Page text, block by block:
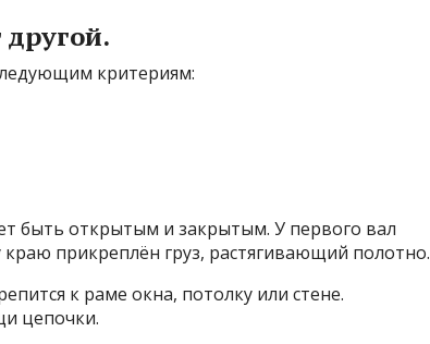
критериям:
быть открытым и закрытым. У первого вал
прикреплён груз, растягивающий полотно.
к раме окна, потолку или стене.
цепочки.